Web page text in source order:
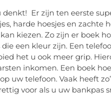
denkt! Er zijn ten eerste
harde hoesjes en zachte
kiezen. Zo zijn er boek
een kleur zijn. Een
het u ook meer grip.
inkomen. Een boek
uw telefoon. Vaak heeft
voor als u uw bankpas